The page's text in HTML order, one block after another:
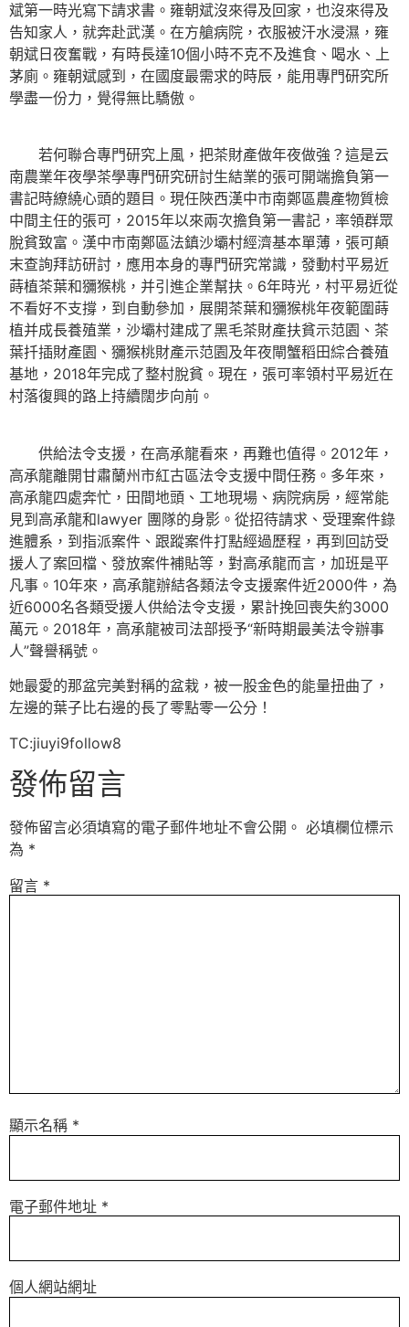
斌第一時光寫下請求書。雍朝斌沒來得及回家，也沒來得及
告知家人，就奔赴武漢。在方艙病院，衣服被汗水浸濕，雍
朝斌日夜奮戰，有時長達10個小時不克不及進食、喝水、上
茅廁。雍朝斌感到，在國度最需求的時辰，能用專門研究所
學盡一份力，覺得無比驕傲。
若何聯合專門研究上風，把茶財產做年夜做強？這是云
南農業年夜學茶學專門研究研討生結業的張可開端擔負第一
書記時繚繞心頭的題目。現任陜西漢中市南鄭區農產物質檢
中間主任的張可，2015年以來兩次擔負第一書記，率領群眾
脫貧致富。漢中市南鄭區法鎮沙壩村經濟基本單薄，張可顛
末查詢拜訪研討，應用本身的專門研究常識，發動村平易近
蒔植茶葉和獼猴桃，并引進企業幫扶。6年時光，村平易近從
不看好不支撐，到自動參加，展開茶葉和獼猴桃年夜範圍蒔
植并成長養殖業，沙壩村建成了黑毛茶財產扶貧示范園、茶
葉扦插財產園、獼猴桃財產示范園及年夜閘蟹稻田綜合養殖
基地，2018年完成了整村脫貧。現在，張可率領村平易近在
村落復興的路上持續闊步向前。
供給法令支援，在高承龍看來，再難也值得。2012年，
高承龍離開甘肅蘭州市紅古區法令支援中間任務。多年來，
高承龍四處奔忙，田間地頭、工地現場、病院病房，經常能
見到高承龍和lawyer 團隊的身影。從招待請求、受理案件錄
進體系，到指派案件、跟蹤案件打點經過歷程，再到回訪受
援人了案回檔、發放案件補貼等，對高承龍而言，加班是平
凡事。10年來，高承龍辦結各類法令支援案件近2000件，為
近6000名各類受援人供給法令支援，累計挽回喪失約3000
萬元。2018年，高承龍被司法部授予“新時期最美法令辦事
人”聲譽稱號。
她最愛的那盆完美對稱的盆栽，被一股金色的能量扭曲了，
左邊的葉子比右邊的長了零點零一公分！
TC:jiuyi9follow8
發佈留言
發佈留言必須填寫的電子郵件地址不會公開。 必填欄位標示
為 *
留言 *
顯示名稱 *
電子郵件地址 *
個人網站網址